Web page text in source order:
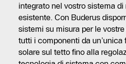
integrato nel vostro sistema
esistente. Con Buderus
sistemi su misura per le
tutti i componenti da
solare sul tetto fino alla